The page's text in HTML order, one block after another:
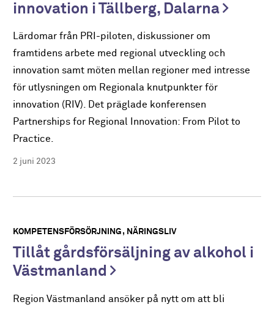
innovation i Tällberg, Dalarna
Lärdomar från PRI-piloten, diskussioner om
framtidens arbete med regional utveckling och
innovation samt möten mellan regioner med intresse
för utlysningen om Regionala knutpunkter för
innovation (RIV). Det präglade konferensen
Partnerships for Regional Innovation: From Pilot to
Practice.
2 juni 2023
KOMPETENSFÖRSÖRJNING NÄRINGSLIV
Tillåt gårdsförsäljning av alkohol i
Västmanland
Region Västmanland ansöker på nytt om att bli